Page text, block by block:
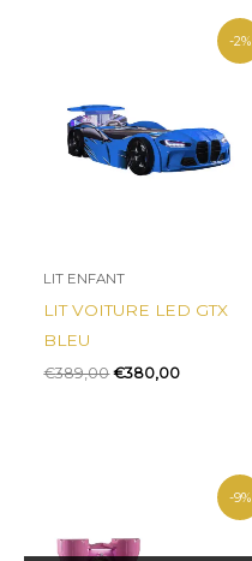
-2%
LIT ENFANT
LIT VOITURE LED GTX
BLEU
€389,00
€389,00.
€380,00
-9%
était :